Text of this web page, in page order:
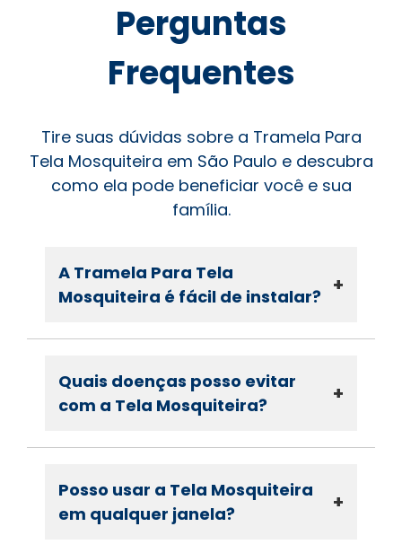
Perguntas
Frequentes
Tire suas dúvidas sobre a Tramela Para
Tela Mosquiteira em São Paulo e descubra
como ela pode beneficiar você e sua
família.
A Tramela Para Tela
Mosquiteira é fácil de instalar? +
Quais doenças posso evitar
com a Tela Mosquiteira?
+
Posso usar a Tela Mosquiteira
em qualquer janela?
+